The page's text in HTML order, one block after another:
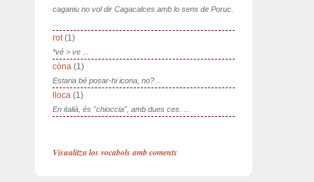
caganiu no vol dir Cagacalces amb lo sens de Poruc.
rot(1)
*vé > ve ...
còna (1)
Estaria bé posar-hi icona, no? ...
lloca (1)
En italià, és "chioccia", amb dues ces. ...
Visualitza los vocabols amb coments